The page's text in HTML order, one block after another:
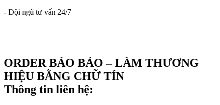
- Đội ngũ tư vấn 24/7
ORDER BẢO BẢO – LÀM THƯƠNG
HIỆU BẰNG CHỮ TÍN
Thông tin liên hệ: